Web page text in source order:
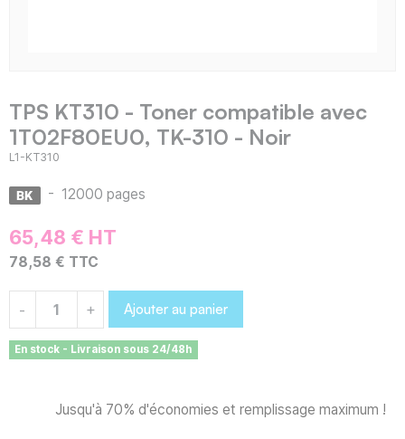
TPS KT310 - Toner compatible avec
1T02F80EU0, TK-310 - Noir
L1-KT310
- 12000 pages
65,48 € HT
78,58 € TTC
- + Ajouter au panier
En stock - Livraison sous 24/48h
Jusqu'à 70% d'économies et remplissage maximum !